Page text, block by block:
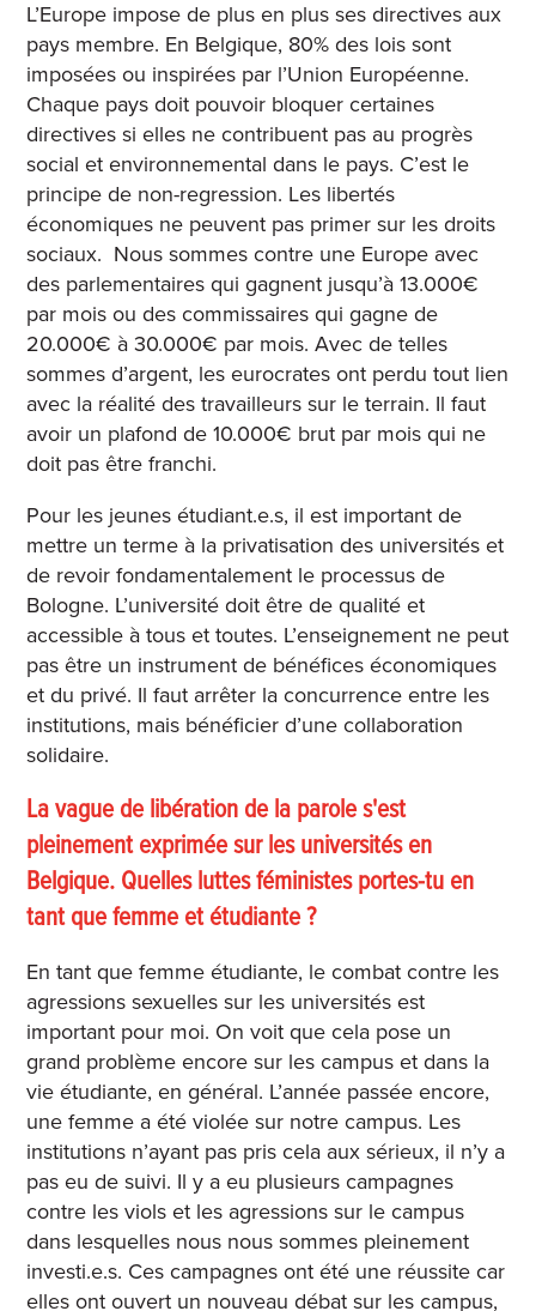
L’Europe impose de plus en plus ses directives aux
pays membre. En Belgique, 80% des lois sont
imposées ou inspirées par l’Union Européenne.
Chaque pays doit pouvoir bloquer certaines
directives si elles ne contribuent pas au progrès
social et environnemental dans le pays. C’est le
principe de non-regression. Les libertés
économiques ne peuvent pas primer sur les droits
sociaux. Nous sommes contre une Europe avec
des parlementaires qui gagnent jusqu’à 13.000€
par mois ou des commissaires qui gagne de
20.000€ à 30.000€ par mois. Avec de telles
sommes d’argent, les eurocrates ont perdu tout lien
avec la réalité des travailleurs sur le terrain. Il faut
avoir un plafond de 10.000€ brut par mois qui ne
doit pas être franchi.
Pour les jeunes étudiant.e.s, il est important de
mettre un terme à la privatisation des universités et
de revoir fondamentalement le processus de
Bologne. L’université doit être de qualité et
accessible à tous et toutes. L’enseignement ne peut
pas être un instrument de bénéfices économiques
et du privé. Il faut arrêter la concurrence entre les
institutions, mais bénéficier d’une collaboration
solidaire.
La vague de libération de la parole s'est
pleinement exprimée sur les universités en
Belgique. Quelles luttes féministes portes-tu en
tant que femme et étudiante ?
En tant que femme étudiante, le combat contre les
agressions sexuelles sur les universités est
important pour moi. On voit que cela pose un
grand problème encore sur les campus et dans la
vie étudiante, en général. L’année passée encore,
une femme a été violée sur notre campus. Les
institutions n’ayant pas pris cela aux sérieux, il n’y a
pas eu de suivi. Il y a eu plusieurs campagnes
contre les viols et les agressions sur le campus
dans lesquelles nous nous sommes pleinement
investi.e.s. Ces campagnes ont été une réussite car
elles ont ouvert un nouveau débat sur les campus,